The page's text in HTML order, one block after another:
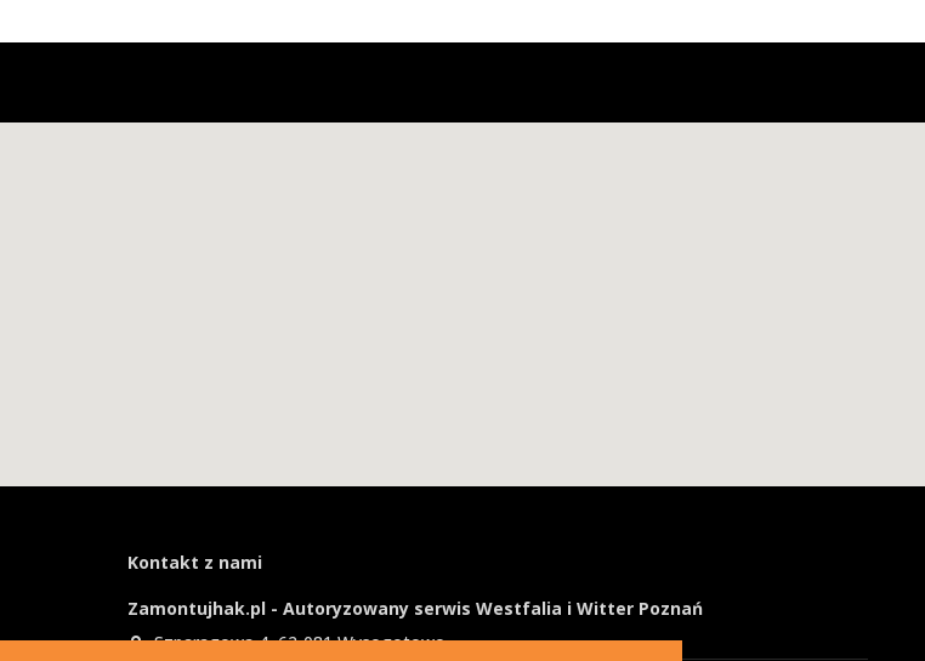
Kontakt z nami
Zamontujhak.pl - Autoryzowany serwis Westfalia i Witter Poznań
Szparagowa 4, 62-081 Wysogotowo